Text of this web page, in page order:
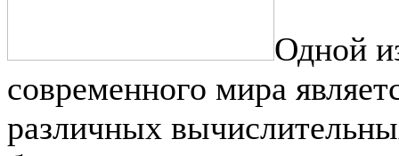
Одной
современного мира
различных